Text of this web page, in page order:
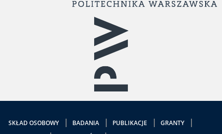
SKŁAD OSOBOWY BADANIA PUBLIKACJE
GRANTY